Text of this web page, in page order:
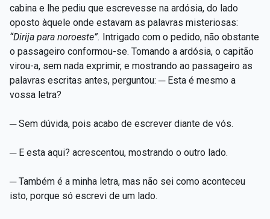
cabina e lhe pediu que escrevesse na ardósia, do lado
oposto àquele onde estavam as palavras misteriosas:
“Dirija para noroeste”. Intrigado com o pedido, não obstante
o passageiro conformou-se. Tomando a ardósia, o capitão
virou-a, sem nada exprimir, e mostrando ao passageiro as
palavras escritas antes, perguntou: ─ Esta é mesmo a
vossa letra?
─ Sem dúvida, pois acabo de escrever diante de vós.
─ E esta aqui? acrescentou, mostrando o outro lado.
─ Também é a minha letra, mas não sei como aconteceu
isto, porque só escrevi de um lado.